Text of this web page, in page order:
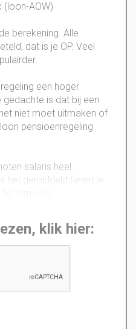
( loon-AOW)
berekening. Alle
, dat is je OP. Veel
.
een hoger
is dat bij een
niet moet uitmaken of
pensioenregeling
salaris heel
het gemiddeld (want je
klik hier: